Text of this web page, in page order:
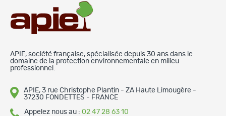
APIE, société française, spécialisée depuis 30 ans dans le
domaine de la protection environnementale en milieu
professionnel.
APIE, 3 rue Christophe Plantin - ZA Haute Limougère -
37230 FONDETTES - FRANCE
Appelez nous au : 02 47 28 63 10